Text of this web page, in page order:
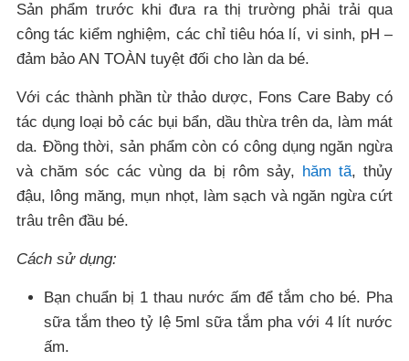
Sản phẩm trước khi đưa ra thị trường phải trải qua
công tác kiểm nghiệm, các chỉ tiêu hóa lí, vi sinh, pH –
đảm bảo AN TOÀN tuyệt đối cho làn da bé.
Với các thành phần từ thảo dược, Fons Care Baby có
tác dụng loại bỏ các bụi bẩn, dầu thừa trên da, làm mát
da. Đồng thời, sản phẩm còn có công dụng ngăn ngừa
và chăm sóc các vùng da bị rôm sảy, hăm tã, thủy
đậu, lông măng, mụn nhọt, làm sạch và ngăn ngừa cứt
trâu trên đầu bé.
Cách sử dụng:
Bạn chuẩn bị 1 thau nước ấm để tắm cho bé. Pha
sữa tắm theo tỷ lệ 5ml sữa tắm pha với 4 lít nước
ấm.